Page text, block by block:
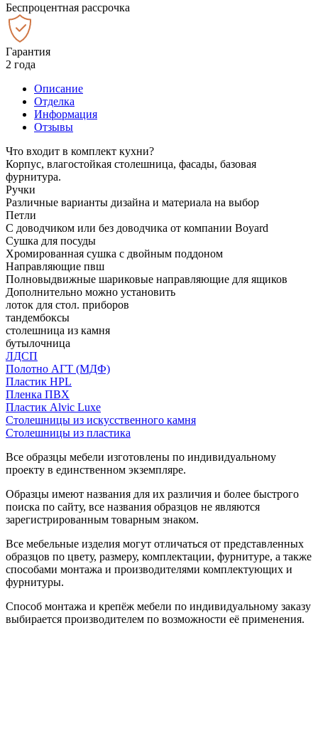
Беспроцентная рассрочка
Гарантия
2 года
Описание
Отделка
Информация
Отзывы
Что входит в комплект кухни?
Корпус, влагостойкая столешница, фасады, базовая
фурнитура.
Ручки
Различные варианты дизайна и материала на выбор
Петли
С доводчиком или без доводчика от компании Boyard
Сушка для посуды
Хромированная сушка с двойным поддоном
Направляющие пвш
Полновыдвижные шариковые направляющие для ящиков
Дополнительно можно установить
лоток для стол. приборов
тандембоксы
столешница из камня
бутылочница
ЛДСП
Полотно АГТ (МДФ)
Пластик HPL
Пленка ПВХ
Пластик Alvic Luxe
Столешницы из искусственного камня
Столешницы из пластика
Все образцы мебели изготовлены по индивидуальному
проекту в единственном экземпляре.
Образцы имеют названия для их различия и более быстрого
поиска по сайту, все названия образцов не являются
зарегистрированным товарным знаком.
Все мебельные изделия могут отличаться от представленных
образцов по цвету, размеру, комплектации, фурнитуре, а также
способами монтажа и производителями комплектующих и
фурнитуры.
Способ монтажа и крепёж мебели по индивидуальному заказу
выбирается производителем по возможности её применения.